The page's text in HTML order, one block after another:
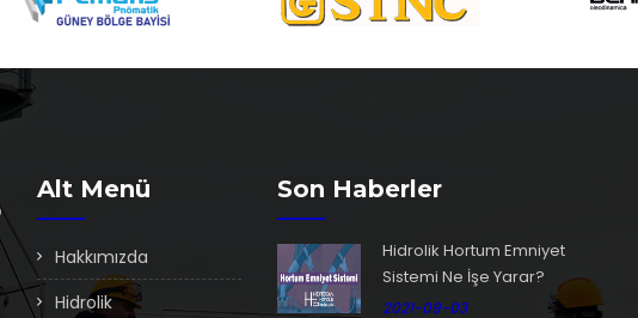
Alt Menü
Hakkımızda
Hidrolik
Son Haberler
Hidrolik Hortum Emniyet
Sistemi Ne İşe Yarar?
2021-09-03